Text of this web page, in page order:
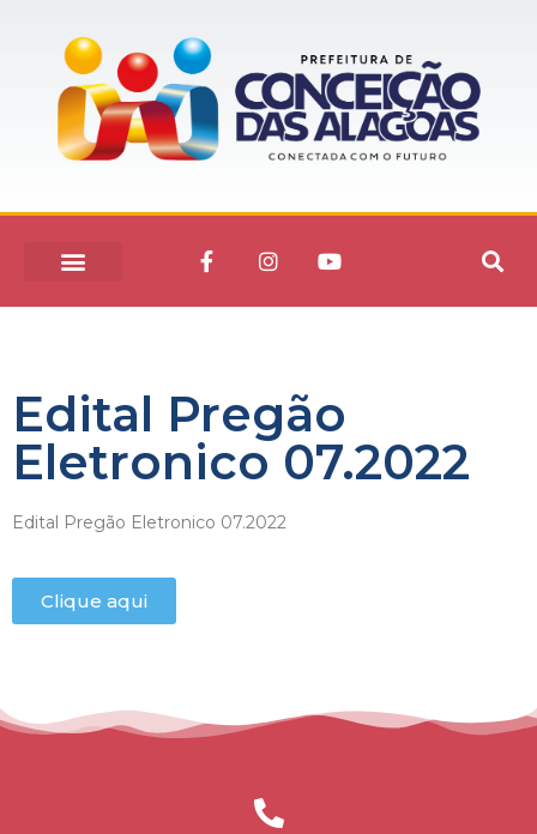
Edital Pregão
Eletronico 07.2022
Edital Pregão Eletronico 07.2022
Clique aqui